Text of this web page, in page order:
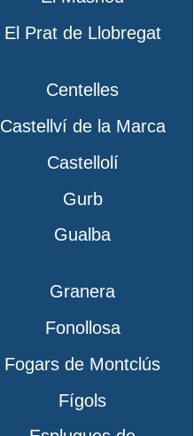
El Prat de Llobregat
Centelles
Castellví de la Marca
Castellolí
Gurb
Gualba
Granera
Fonollosa
Fogars de Montclús
Fígols